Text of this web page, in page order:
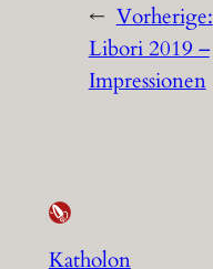
← Vorherige:
Libori 2019 –
Impressionen
Katholon